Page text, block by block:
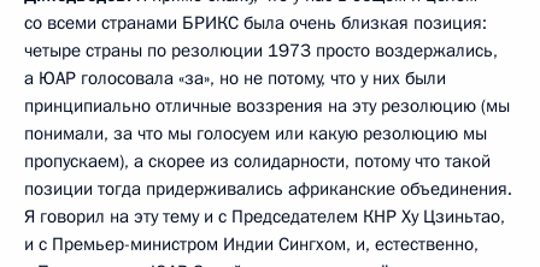
со всеми странами БРИКС была очень близкая позиция:
четыре страны по резолюции 1973 просто воздержались,
а ЮАР голосовала «за», но не потому, что у них были
принципиально отличные воззрения на эту резолюцию (мы
понимали, за что мы голосуем или какую резолюцию мы
пропускаем), а скорее из солидарности, потому что такой
позиции тогда придерживались африканские объединения.
Я говорил на эту тему и с Председателем КНР Ху Цзиньтао,
и с Премьер-министром Индии Сингхом, и, естественно,